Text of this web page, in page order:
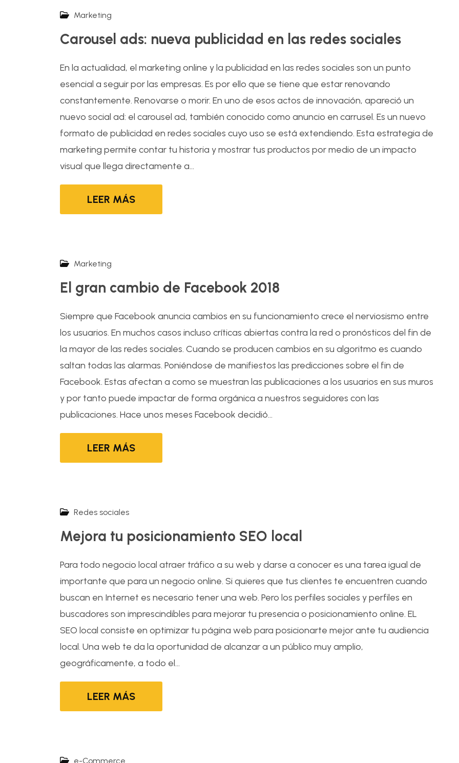
Marketing
Carousel ads: nueva publicidad en las redes sociales
En la actualidad, el marketing online y la publicidad en las redes sociales son un punto
esencial a seguir por las empresas. Es por ello que se tiene que estar renovando
constantemente. Renovarse o morir. En uno de esos actos de innovación, apareció un
nuevo social ad: el carousel ad, también conocido como anuncio en carrusel. Es un nuevo
formato de publicidad en redes sociales cuyo uso se está extendiendo. Esta estrategia de
marketing permite contar tu historia y mostrar tus productos por medio de un impacto
visual que llega directamente a...
LEER MÁS
Marketing
El gran cambio de Facebook 2018
Siempre que Facebook anuncia cambios en su funcionamiento crece el nerviosismo entre
los usuarios. En muchos casos incluso críticas abiertas contra la red o pronósticos del fin de
la mayor de las redes sociales. Cuando se producen cambios en su algoritmo es cuando
saltan todas las alarmas. Poniéndose de manifiestos las predicciones sobre el fin de
Facebook. Estas afectan a como se muestran las publicaciones a los usuarios en sus muros
y por tanto puede impactar de forma orgánica a nuestros seguidores con las
publicaciones. Hace unos meses Facebook decidió...
LEER MÁS
Redes sociales
Mejora tu posicionamiento SEO local
Para todo negocio local atraer tráfico a su web y darse a conocer es una tarea igual de
importante que para un negocio online. Si quieres que tus clientes te encuentren cuando
buscan en Internet es necesario tener una web. Pero los perfiles sociales y perfiles en
buscadores son imprescindibles para mejorar tu presencia o posicionamiento online. EL
SEO local consiste en optimizar tu página web para posicionarte mejor ante tu audiencia
local. Una web te da la oportunidad de alcanzar a un público muy amplio,
geográficamente, a todo el...
LEER MÁS
e-Commerce